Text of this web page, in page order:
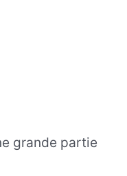
grande partie